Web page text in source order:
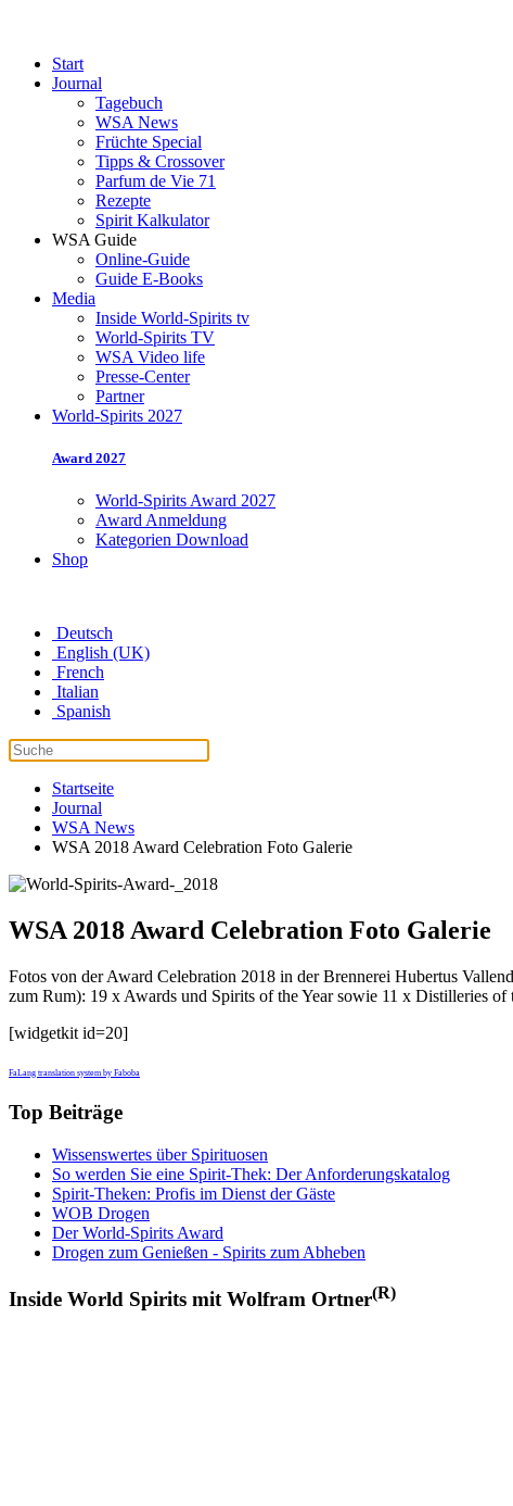
Start
Journal
Tagebuch
WSA News
Früchte Special
Tipps & Crossover
Parfum de Vie 71
Rezepte
Spirit Kalkulator
WSA Guide
Online-Guide
Guide E-Books
Media
Inside World-Spirits tv
World-Spirits TV
WSA Video life
Presse-Center
Partner
World-Spirits 2027
Award 2027
World-Spirits Award 2027
Award Anmeldung
Kategorien Download
Shop
Deutsch
English (UK)
French
Italian
Spanish
Startseite
Journal
WSA News
WSA 2018 Award Celebration Foto Galerie
WSA 2018 Award Celebration Foto Galerie
Fotos von der Award Celebration 2018 in der Brennerei Hubertus
zum Rum): 19 x Awards und Spirits of the Year sowie 11 x Distilleries of
[widgetkit id=20]
FaLang translation system by Faboba
Top Beiträge
Wissenswertes über Spirituosen
So werden Sie eine Spirit-Thek: Der Anforderungskatalog
Spirit-Theken: Profis im Dienst der Gäste
WOB Drogen
Der World-Spirits Award
Drogen zum Genießen - Spirits zum Abheben
Inside World Spirits mit Wolfram Ortner(R)